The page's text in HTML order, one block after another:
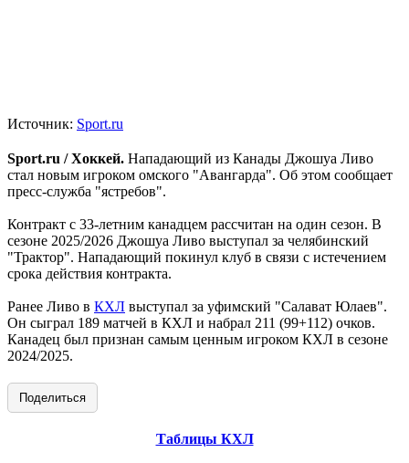
Источник: Sport.ru
Sport.ru / Хоккей. Нападающий из Канады Джошуа Ливо
стал новым игроком омского "Авангарда". Об этом сообщает
пресс-служба "ястребов".
Контракт с 33-летним канадцем рассчитан на один сезон. В
сезоне 2025/2026 Джошуа Ливо выступал за челябинский
"Трактор". Нападающий покинул клуб в связи с истечением
срока действия контракта.
Ранее Ливо в КХЛ выступал за уфимский "Салават Юлаев".
Он сыграл 189 матчей в КХЛ и набрал 211 (99+112) очков.
Канадец был признан самым ценным игроком КХЛ в сезоне
2024/2025.
Поделиться
Таблицы КХЛ